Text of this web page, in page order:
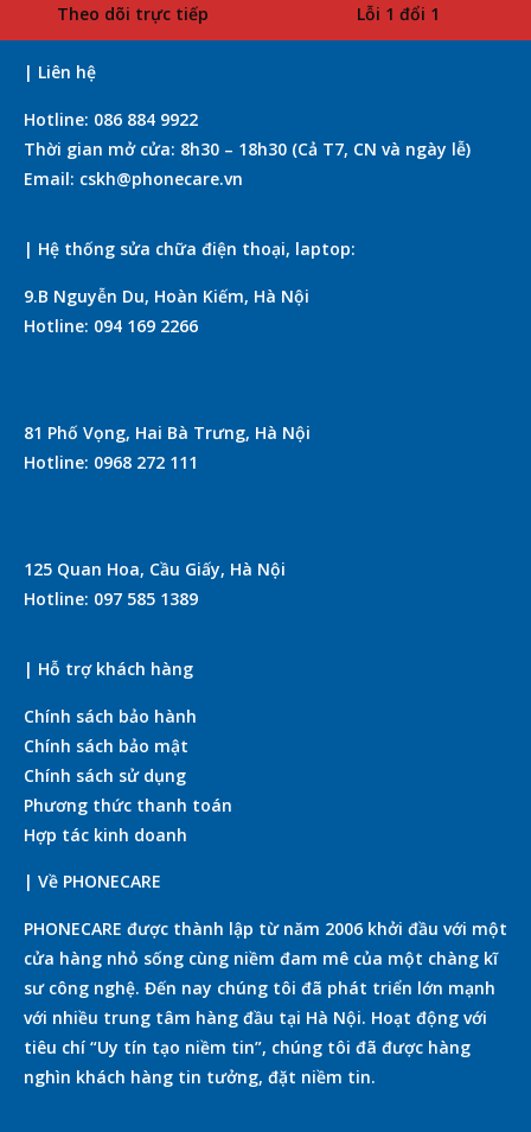
Theo dõi trực tiếp Lỗi 1 đổi 1
| Liên hệ
Hotline: 086 884 9922
Thời gian mở cửa: 8h30 – 18h30 (Cả T7, CN và ngày lễ)
Email: cskh@phonecare.vn
| Hệ thống sửa chữa điện thoại, laptop:
9.B Nguyễn Du, Hoàn Kiếm, Hà Nội
Hotline: 094 169 2266
81 Phố Vọng, Hai Bà Trưng, Hà Nội
Hotline: 0968 272 111
125 Quan Hoa, Cầu Giấy, Hà Nội
Hotline: 097 585 1389
| Hỗ trợ khách hàng
Chính sách bảo hành
Chính sách bảo mật
Chính sách sử dụng
Phương thức thanh toán
Hợp tác kinh doanh
| Về PHONECARE
PHONECARE được thành lập từ năm 2006 khởi đầu với một
cửa hàng nhỏ sống cùng niềm đam mê của một chàng kĩ
sư công nghệ. Đến nay chúng tôi đã phát triển lớn mạnh
với nhiều trung tâm hàng đầu tại Hà Nội. Hoạt động với
tiêu chí “Uy tín tạo niềm tin”, chúng tôi đã được hàng
nghìn khách hàng tin tưởng, đặt niềm tin.